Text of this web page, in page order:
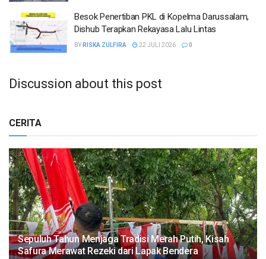
Besok Penertiban PKL di Kopelma Darussalam,
Dishub Terapkan Rekayasa Lalu Lintas
BY RISKA ZULFIRA 22 JULI 2026 0
Discussion about this post
CERITA
Sepuluh Tahun Menjaga Tradisi Merah Putih, Kisah
Safura Merawat Rezeki dari Lapak Bendera